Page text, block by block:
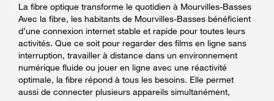
La fibre optique transforme le quotidien à Mourvilles-Basses
Avec la fibre, les habitants de Mourvilles-Basses bénéficient
d’une connexion internet stable et rapide pour toutes leurs
activités. Que ce soit pour regarder des films en ligne sans
interruption, travailler à distance dans un environnement
numérique fluide ou jouer en ligne avec une réactivité
optimale, la fibre répond à tous les besoins. Elle permet
aussi de connecter plusieurs appareils simultanément,